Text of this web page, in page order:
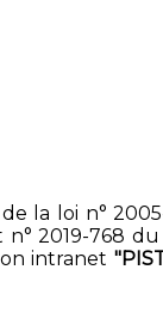
la loi n°
2019-768
intranet